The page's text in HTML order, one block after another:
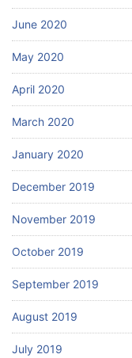
June 2020
May 2020
April 2020
March 2020
January 2020
December 2019
November 2019
October 2019
September 2019
August 2019
July 2019